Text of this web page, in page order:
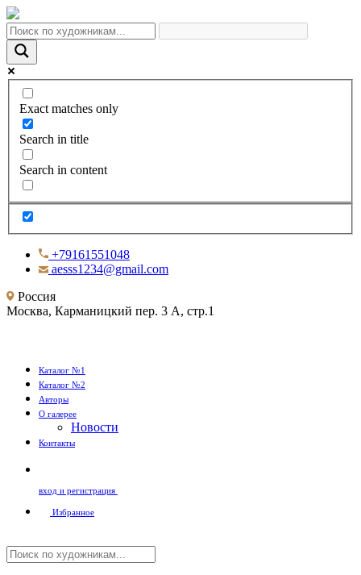
Exact matches only
Search in title
Search in content
+79161551048
aesss1234@gmail.com
Россия
Москва, Карманицкий пер. 3 А, стр.1
Каталог №1
Каталог №2
Авторы
О галерее
Новости
Контакты
вход и регистрация
Избранное